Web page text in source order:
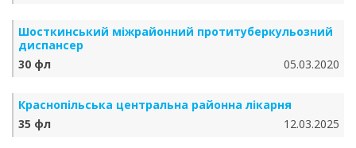
Шосткинський міжрайонний протитуберкульозний
диспансер
30 фл
05.03.2020
Краснопільська центральна районна лікарня
35 фл
12.03.2025